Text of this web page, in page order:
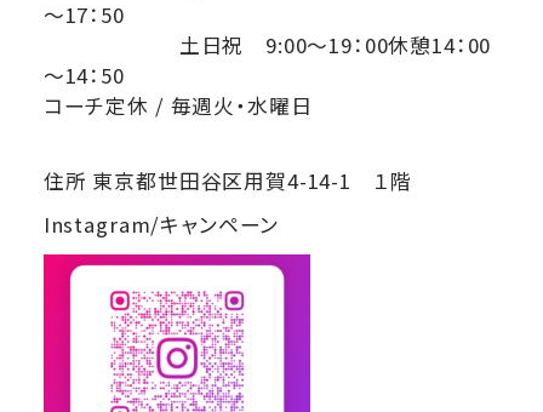
～17：50
土日祝 9:00～19：00休憩14：00
～14：50
コーチ定休 / 毎週火・水曜日
住所 東京都世田谷区用賀4-14-1 １階
Instagram/キャンペーン